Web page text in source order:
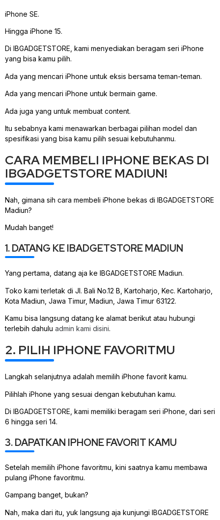
iPhone SE.
Hingga iPhone 15.
Di IBGADGETSTORE, kami menyediakan beragam seri iPhone
yang bisa kamu pilih.
Ada yang mencari iPhone untuk eksis bersama teman-teman.
Ada yang mencari iPhone untuk bermain game.
Ada juga yang untuk membuat content.
Itu sebabnya kami menawarkan berbagai pilihan model dan
spesifikasi yang bisa kamu pilih sesuai kebutuhanmu.
CARA MEMBELI IPHONE BEKAS DI
IBGADGETSTORE MADIUN!
Nah, gimana sih cara membeli iPhone bekas di IBGADGETSTORE
Madiun?
Mudah banget!
1. DATANG KE IBADGETSTORE MADIUN
Yang pertama, datang aja ke IBGADGETSTORE Madiun.
Toko kami terletak di Jl. Bali No.12 B, Kartoharjo, Kec. Kartoharjo,
Kota Madiun, Jawa Timur, Madiun, Jawa Timur 63122.
Kamu bisa langsung datang ke alamat berikut atau hubungi
terlebih dahulu admin kami disini.
2. PILIH IPHONE FAVORITMU
Langkah selanjutnya adalah memilih iPhone favorit kamu.
Pilihlah iPhone yang sesuai dengan kebutuhan kamu.
Di IBGADGETSTORE, kami memiliki beragam seri iPhone, dari seri
6 hingga seri 14.
3. DAPATKAN IPHONE FAVORIT KAMU
Setelah memilih iPhone favoritmu, kini saatnya kamu membawa
pulang iPhone favoritmu.
Gampang banget, bukan?
Nah, maka dari itu, yuk langsung aja kunjungi IBGADGETSTORE